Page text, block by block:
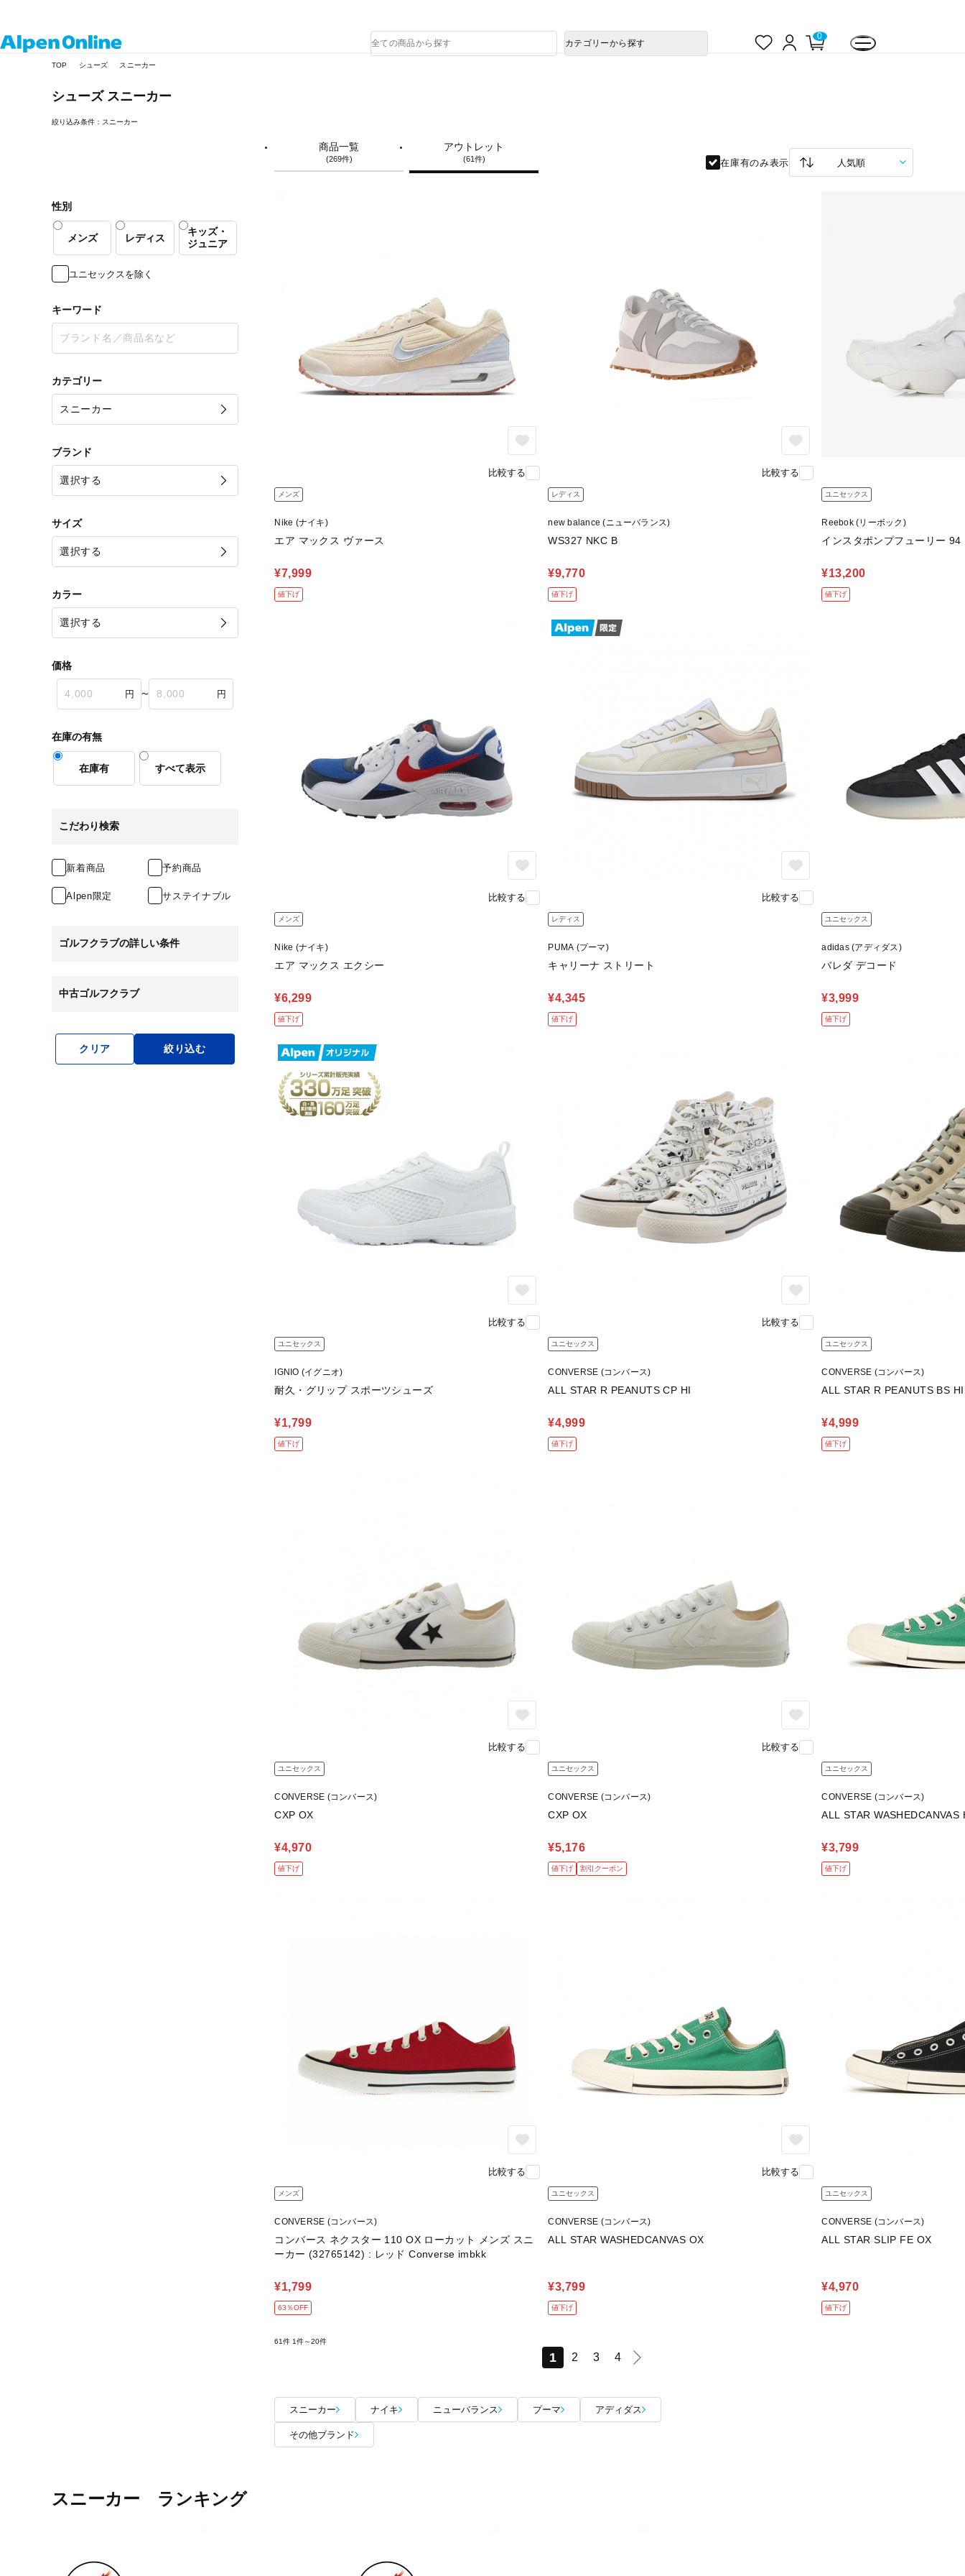
ロ
0
品
検
カテゴリーから探す
TOP シューズ スニーカー
シューズ スニーカー
絞り込み条件：スニーカー
性別
メンズ レディス
キッズ・
ジュニア
ユニセックスを除く
キーワード
カテゴリー
ブランド
サイズ
カラー
価格
〜
在庫の有無
在庫有 すべて表示
こだわり検索
新着商品 予約商品
Alpen限定 サステイナブル
ゴルフクラブの詳しい条件
中古ゴルフクラブ
クリア 絞り込む
商品一覧
(269件)
アウトレット
(61件) 在庫有のみ表示
比較する
メンズ
Nike (ナイキ)
エア マックス ヴァース
¥7,999
値下げ
比較する
レディス
new balance (ニューバランス)
WS327 NKC B
¥9,770
値下げ
ユニセックス
Reebok (リーボック)
インスタポンプフューリー
¥13,200
値下げ
比較する
メンズ
Nike (ナイキ)
エア マックス エクシー
¥6,299
値下げ
比較する
レディス
PUMA (プーマ)
キャリーナ ストリート
¥4,345
値下げ
ユニセックス
adidas (アディダス)
バレダ デコード
¥3,999
値下げ
比較する
ユニセックス
IGNIO (イグニオ)
耐久・グリップ スポーツシューズ
¥1,799
値下げ
比較する
ユニセックス
CONVERSE (コンバース)
ALL STAR R PEANUTS CP HI
¥4,999
値下げ
ユニセックス
CONVERSE (コンバース)
ALL STAR R PEANUTS BS HI
¥4,999
値下げ
比較する
ユニセックス
CONVERSE (コンバース)
CXP OX
¥4,970
値下げ
比較する
ユニセックス
CONVERSE (コンバース)
CXP OX
¥5,176
値下げ 割引クーポン
ユニセックス
CONVERSE (コンバース)
ALL STAR WASHEDCANVAS
¥3,799
値下げ
比較する
メンズ
CONVERSE (コンバース)
コンバース ネクスター 110 OX ローカット メンズ スニ
ーカー (32765142) : レッド Converse imbkk
¥1,799
63％OFF
比較する
ユニセックス
CONVERSE (コンバース)
ALL STAR WASHEDCANVAS OX
¥3,799
値下げ
ユニセックス
CONVERSE (コンバース)
ALL STAR SLIP FE OX
¥4,970
値下げ
61件 1件～20件
1 2 3 4
スニーカー ナイキ ニューバランス プーマ アディダス
その他ブランド
スニーカー ランキング